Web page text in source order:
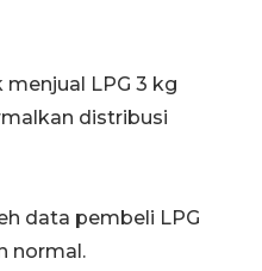
LPG 3 kg
distribusi
data pembeli LPG
normal.